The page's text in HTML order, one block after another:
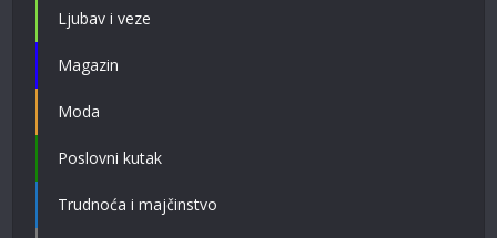
Ljubav i veze
Magazin
Moda
Poslovni kutak
Trudnoća i majčinstvo